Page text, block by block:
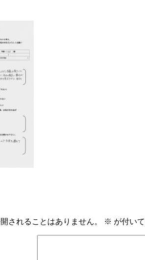
されることはありません。 ※ が付い